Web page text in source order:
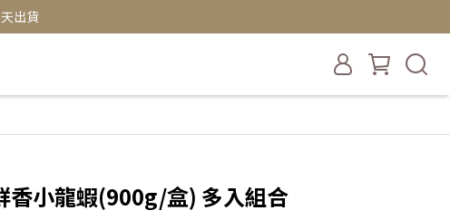
出貨
香小龍蝦(900g/盒) 多入組合